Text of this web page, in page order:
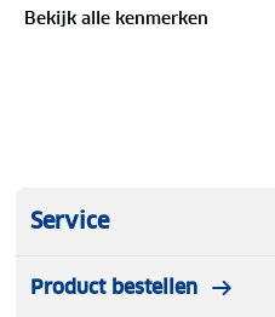
Bekijk alle kenmerken
Service
Product bestellen